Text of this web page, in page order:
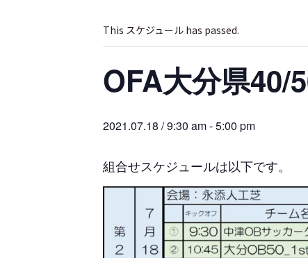
This スケジュール has passed.
OFA大分県40/
2021.07.18 / 9:30 am-5:00 pm
組合せスケジュールは以下です。